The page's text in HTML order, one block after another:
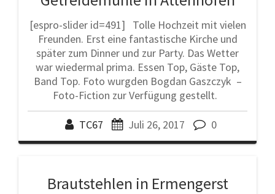
[espro-slider id=491] Tolle Hochzeit mit vielen
Freunden. Erst eine fantastische Kirche und
später zum Dinner und zur Party. Das Wetter
war wiedermal prima. Essen Top, Gäste Top,
Band Top. Foto wurgden Bogdan Gaszczyk –
Foto-Fiction zur Verfügung gestellt.
TC67 Juli 26, 2017 0
Brautstehlen in Ermengerst